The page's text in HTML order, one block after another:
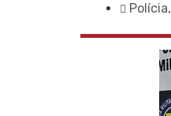
Polícia,